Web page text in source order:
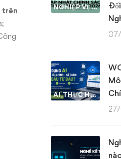
trên
NGHIỆP VỤ KẾ TOÁN & THUẾ
AI THỰC HÀNH